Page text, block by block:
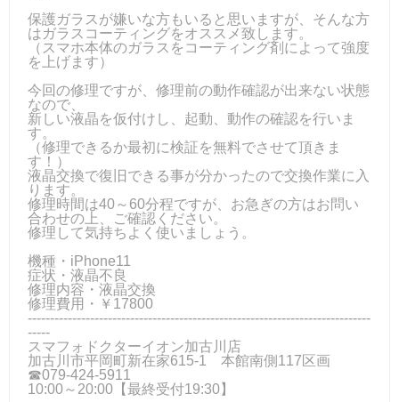
保護ガラスが嫌いな方もいると思いますが、そんな方
はガラスコーティングをオススメ致します。
（スマホ本体のガラスをコーティング剤によって強度
を上げます）
今回の修理ですが、修理前の動作確認が出来ない状態
なので、
新しい液晶を仮付けし、起動、動作の確認を行いま
す。
（修理できるか最初に検証を無料でさせて頂きま
す！）
液晶交換で復旧できる事が分かったので交換作業に入
ります。
修理時間は40～60分程ですが、お急ぎの方はお問い
合わせの上、ご確認ください。
修理して気持ちよく使いましょう。
機種・iPhone11
症状・液晶不良
修理内容・液晶交換
修理費用・￥17800
-----------------------------------------------------------------------------
-----
スマフォドクターイオン加古川店
加古川市平岡町新在家615-1 本館南側117区画
☎079-424‐5911
10:00～20:00【最終受付19:30】